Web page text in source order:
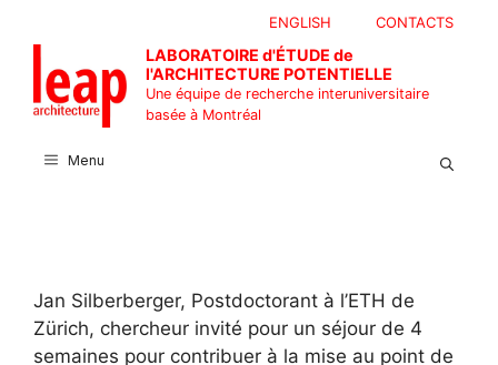
contenu
CONTACTS
ENGLISH
LABORATOIRE d'ÉTUDE de
l'ARCHITECTURE POTENTIELLE
Une équipe de recherche interuniversitaire
basée à Montréal
Menu
Jan Silberberger, Postdoctorant à l’ETH de
Zürich, chercheur invité pour un séjour de 4
semaines pour contribuer à la mise au point de